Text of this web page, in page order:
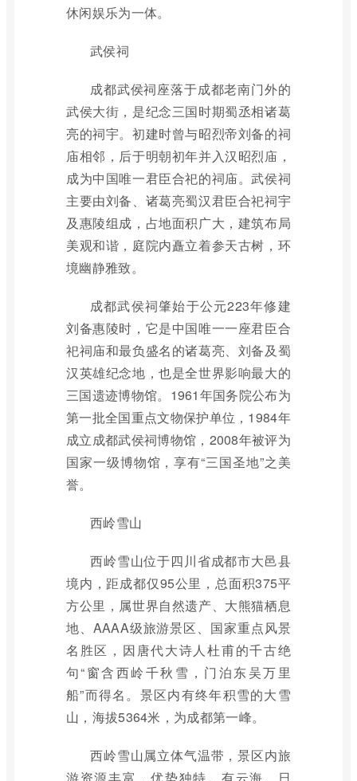
休闲娱乐为一体。
武侯祠
成都武侯祠座落于成都老南门外的
武侯大街，是纪念三国时期蜀丞相诸葛
亮的祠宇。初建时曾与昭烈帝刘备的祠
庙相邻，后于明朝初年并入汉昭烈庙，
成为中国唯一君臣合祀的祠庙。武侯祠
主要由刘备、诸葛亮蜀汉君臣合祀祠宇
及惠陵组成，占地面积广大，建筑布局
美观和谐，庭院内矗立着参天古树，环
境幽静雅致。
成都武侯祠肇始于公元223年修建
刘备惠陵时，它是中国唯一一座君臣合
祀祠庙和最负盛名的诸葛亮、刘备及蜀
汉英雄纪念地，也是全世界影响最大的
三国遗迹博物馆。1961年国务院公布为
第一批全国重点文物保护单位，1984年
成立成都武侯祠博物馆，2008年被评为
国家一级博物馆，享有“三国圣地”之美
誉。
西岭雪山
西岭雪山位于四川省成都市大邑县
境内，距成都仅95公里，总面积375平
方公里，属世界自然遗产、大熊猫栖息
地、AAAA级旅游景区、国家重点风景
名胜区，因唐代大诗人杜甫的千古绝
句“窗含西岭千秋雪，门泊东吴万里
船”而得名。景区内有终年积雪的大雪
山，海拔5364米，为成都第一峰。
西岭雪山属立体气温带，景区内旅